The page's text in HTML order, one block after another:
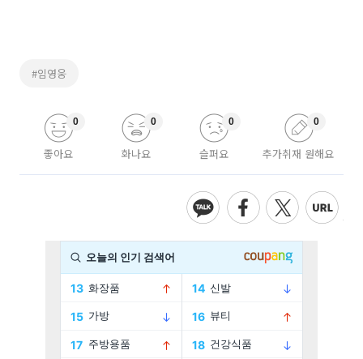
#임영웅
좋아요
0
화나요
0
슬퍼요
0
추가취재 원해요
0